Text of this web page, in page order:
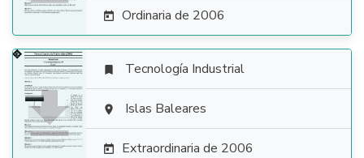
 Ordinaria de 2006

 Tecnología Industrial
 Islas Baleares
 Extraordinaria de 2006